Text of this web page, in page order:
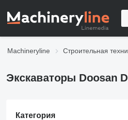
Machineryline Строительная
Экскаваторы Doosan
Категория